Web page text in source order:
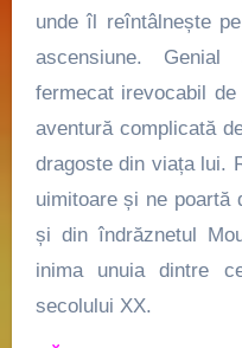
unde îl reîntâlnește
ascensiune.
fermecat irevocabil
aventură complicată
dragoste din viața lui.
uimitoare și ne poartă
și din îndrăznetul
inima unuia dintre
secolului XX.